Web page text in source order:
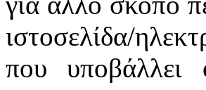
ιστοσελίδα/
που υποβάλλει